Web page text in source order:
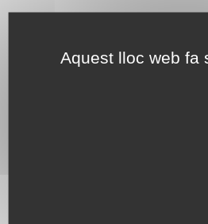
Aquest lloc web fa